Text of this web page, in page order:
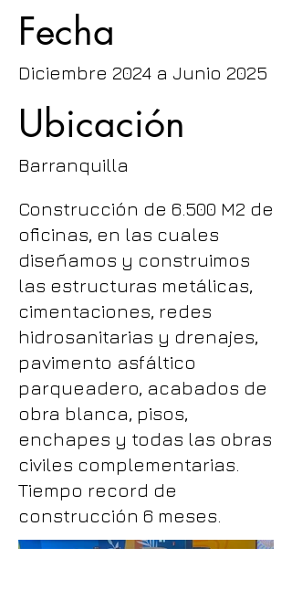
Fecha
Diciembre 2024 a Junio 2025
Ubicación
Barranquilla
Construcción de 6.500 M2 de
oficinas, en las cuales
diseñamos y construimos
las estructuras metálicas,
cimentaciones, redes
hidrosanitarias y drenajes,
pavimento asfáltico
parqueadero, acabados de
obra blanca, pisos,
enchapes y todas las obras
civiles complementarias.
Tiempo record de
construcción 6 meses.